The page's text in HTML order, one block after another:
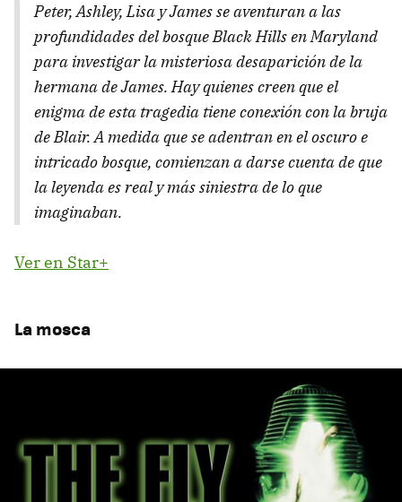
Peter, Ashley, Lisa y James se aventuran a las
profundidades del bosque Black Hills en Maryland
para investigar la misteriosa desaparición de la
hermana de James. Hay quienes creen que el
enigma de esta tragedia tiene conexión con la bruja
de Blair. A medida que se adentran en el oscuro e
intricado bosque, comienzan a darse cuenta de que
la leyenda es real y más siniestra de lo que
imaginaban.
Ver en Star+
La mosca